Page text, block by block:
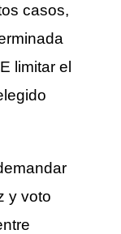
casos,
limitar el
y voto